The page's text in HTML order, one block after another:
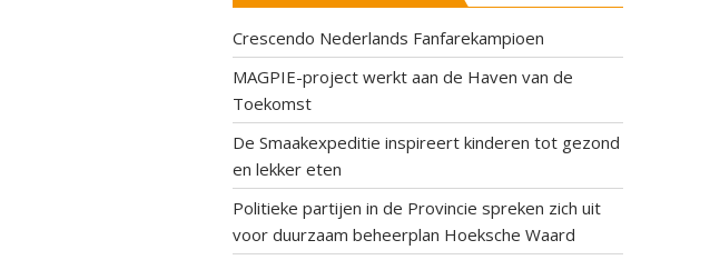
Crescendo Nederlands Fanfarekampioen
MAGPIE-project werkt aan de Haven van de
Toekomst
De Smaakexpeditie inspireert kinderen tot gezond
en lekker eten
Politieke partijen in de Provincie spreken zich uit
voor duurzaam beheerplan Hoeksche Waard